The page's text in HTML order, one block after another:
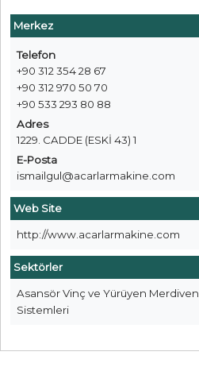
Merkez
Telefon
+90 312 354 28 67
+90 312 970 50 70
+90 533 293 80 88
Adres
1229. CADDE (ESKİ 43) 1
E-Posta
ismailgul@acarlarmakine.com
Web Site
http://www.acarlarmakine.com
Sektörler
Asansör Vinç ve Yürüyen Merdiven
Sistemleri